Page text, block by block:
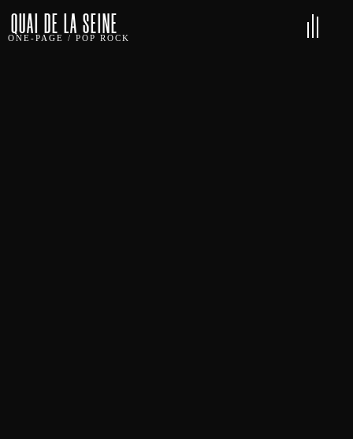
QUAI DE LA SEINE
ONE-PAGE / POP ROCK